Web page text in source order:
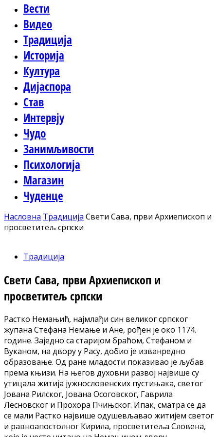
Вести
Видео
Традиција
Историја
Култура
Дијаспора
Став
Интервју
Чудо
Занимљивости
Психологија
Магазин
Чуденце
Насловна Традиција Свети Сава, први Архиепископ и
просветитељ српски
Традиција
Свети Сава, први Архиепископ и
просветитељ српски
Растко Немањић, најмлађи син великог српског
жупана Стефана Немање и Ане, рођен је око 1174.
године. Заједно са старијом браћом, Стефаном и
Вуканом, на двору у Расу, добио је изванредно
образовање. Од ране младости показивао је љубав
према књизи. На његов духовни развој највише су
утицала житија јужнословенских пустињака, светог
Јована Рилског, Јована Осоговског, Гаврила
Лесновског и Прохора Пчињског. Ипак, сматра се да
се мали Растко највише одушевљавао житијем светог
и равноапостолног Кирила, просветитеља Словена,